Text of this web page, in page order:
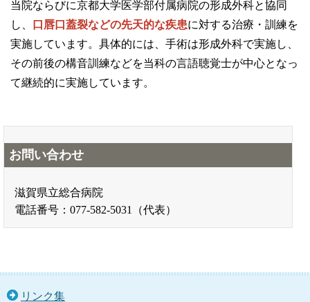
当院ならびに京都大学医学部付属病院の形成外科と協同
し、
口唇口蓋裂などの先天的な疾患に対する治療・訓練を
実施しています。具体的には、手術は形成外科で実施し、
その前後の構音訓練などを当科の言語聴覚士が中心となっ
て継続的に実施しています。
お問い合わせ
滋賀県立総合病院
電話番号：077-582-5031（代表）
リンク集